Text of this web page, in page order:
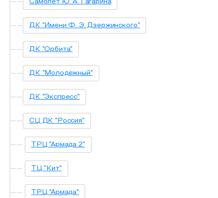
Самолет Ю. А. Гагарина
ДК "Имени Ф. Э. Дзержинского"
ДК "Орбита"
ДК "Молодёжный"
ДК "Экспресс"
СЦ ДК "Россия"
ТРЦ "Армада 2"
ТЦ "Кит"
ТРЦ "Армада"